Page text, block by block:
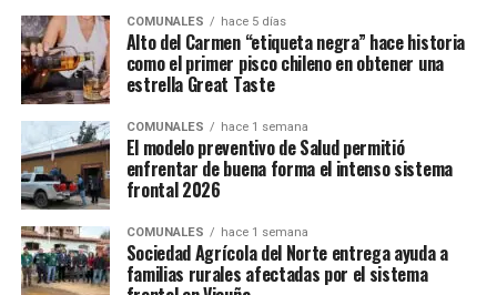
COMUNALES hace 5 días
Alto del Carmen “etiqueta negra” hace historia
como el primer pisco chileno en obtener una
estrella Great Taste
COMUNALES hace 1 semana
El modelo preventivo de Salud permitió
enfrentar de buena forma el intenso sistema
frontal 2026
COMUNALES hace 1 semana
Sociedad Agrícola del Norte entrega ayuda a
familias rurales afectadas por el sistema